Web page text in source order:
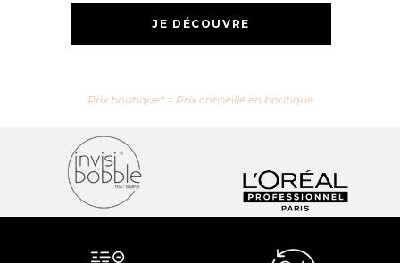
JE DÉCOUVRE
Prix boutique* = Prix conseillé en boutique